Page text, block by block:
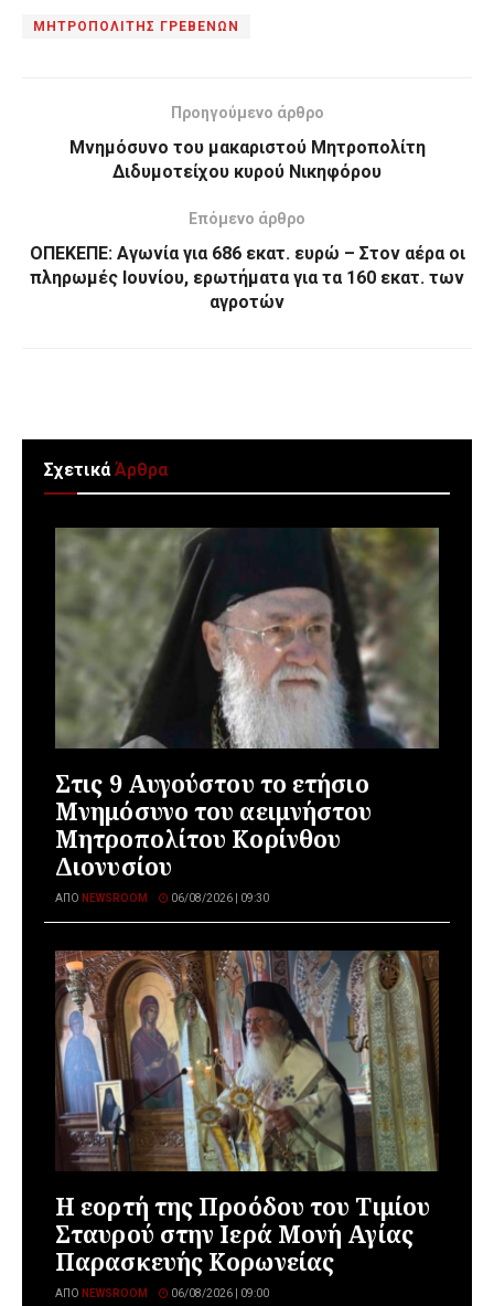
ΜΗΤΡΟΠΟΛΙΤΗΣ ΓΡΕΒΕΝΩΝ
Προηγούμενο άρθρο
Μνημόσυνο του μακαριστού Μητροπολίτη
Διδυμοτείχου κυρού Νικηφόρου
Επόμενο άρθρο
ΟΠΕΚΕΠΕ: Αγωνία για 686 εκατ. ευρώ – Στον αέρα οι
πληρωμές Ιουνίου, ερωτήματα για τα 160 εκατ. των
αγροτών
ΣχετικάΆρθρα
Στις 9 Αυγούστου το ετήσιο
Μνημόσυνο του αειμνήστου
Μητροπολίτου Κορίνθου
Διονυσίου
ΑΠΌ NEWSROOM 06/08/2026 | 09:30
Η εορτή της Προόδου του Τιμίου
Σταυρού στην Ιερά Μονή Αγίας
Παρασκευής Κορωνείας
ΑΠΌ NEWSROOM 06/08/2026 | 09:00